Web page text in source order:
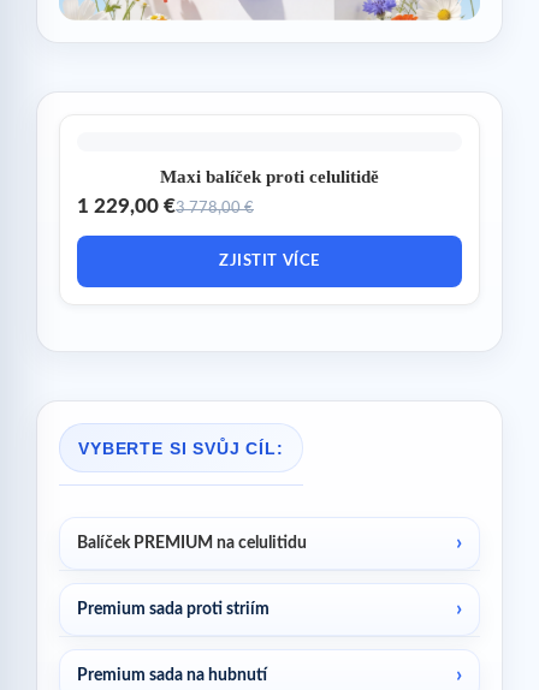
Maxi balíček proti celulitidě
1 229,00 €3 778,00 €
ZJISTIT VÍCE
VYBERTE SI SVŮJ CÍL:
Balíček PREMIUM na celulitidu
Premium sada proti striím
Premium sada na hubnutí